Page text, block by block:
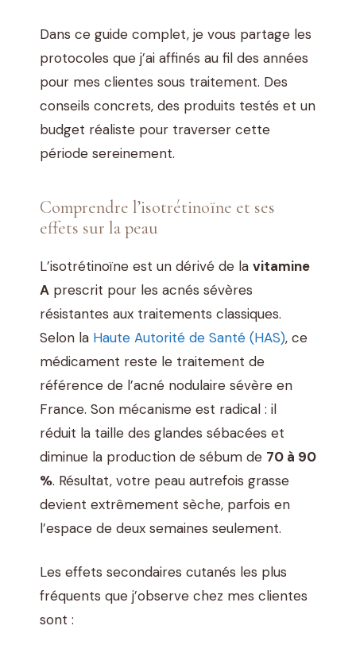
Dans ce guide complet, je vous partage les
protocoles que j’ai affinés au fil des années
pour mes clientes sous traitement. Des
conseils concrets, des produits testés et un
budget réaliste pour traverser cette
période sereinement.
Comprendre l’isotrétinoïne et ses
effets sur la peau
L’isotrétinoïne est un dérivé de la vitamine
A prescrit pour les acnés sévères
résistantes aux traitements classiques.
Selon la Haute Autorité de Santé (HAS), ce
médicament reste le traitement de
référence de l’acné nodulaire sévère en
France. Son mécanisme est radical : il
réduit la taille des glandes sébacées et
diminue la production de sébum de 70 à 90
%. Résultat, votre peau autrefois grasse
devient extrêmement sèche, parfois en
l’espace de deux semaines seulement.
Les effets secondaires cutanés les plus
fréquents que j’observe chez mes clientes
sont :